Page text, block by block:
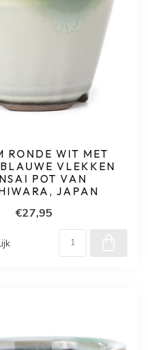
RONDE WIT MET
VLEKKEN
POT VAN
JAPAN
€27,95